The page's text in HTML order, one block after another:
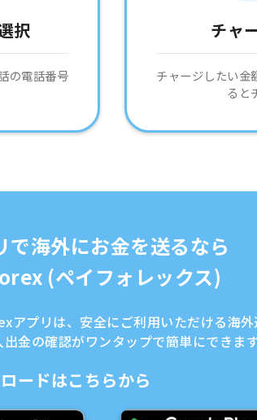
択
の電話番号
チャ
チャージしたい金
ると
で海外にお金を送るなら
(ペイフォレックス)
アプリは、安全にご利用いただける海外
金の確認がワンタップで簡単にできます
ードはこちらから